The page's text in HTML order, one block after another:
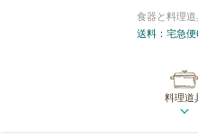
食器と料理
送料：宅急
料理道